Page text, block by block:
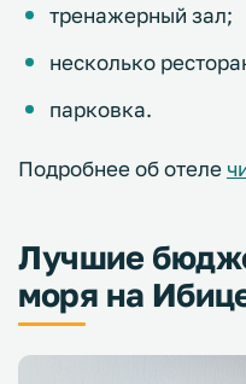
тренажерный зал;
несколько
парковка.
Подробнее об отеле
Лучшие
моря на